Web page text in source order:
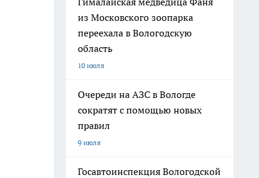
из Московского зоопарка
переехала в Вологодскую
область
10 июля
Очереди на АЗС в Вологде
сократят с помощью новых
правил
9 июля
Госавтоинспекция Вологодской